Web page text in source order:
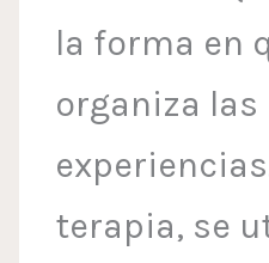
la forma en
organiza las
terapia, se